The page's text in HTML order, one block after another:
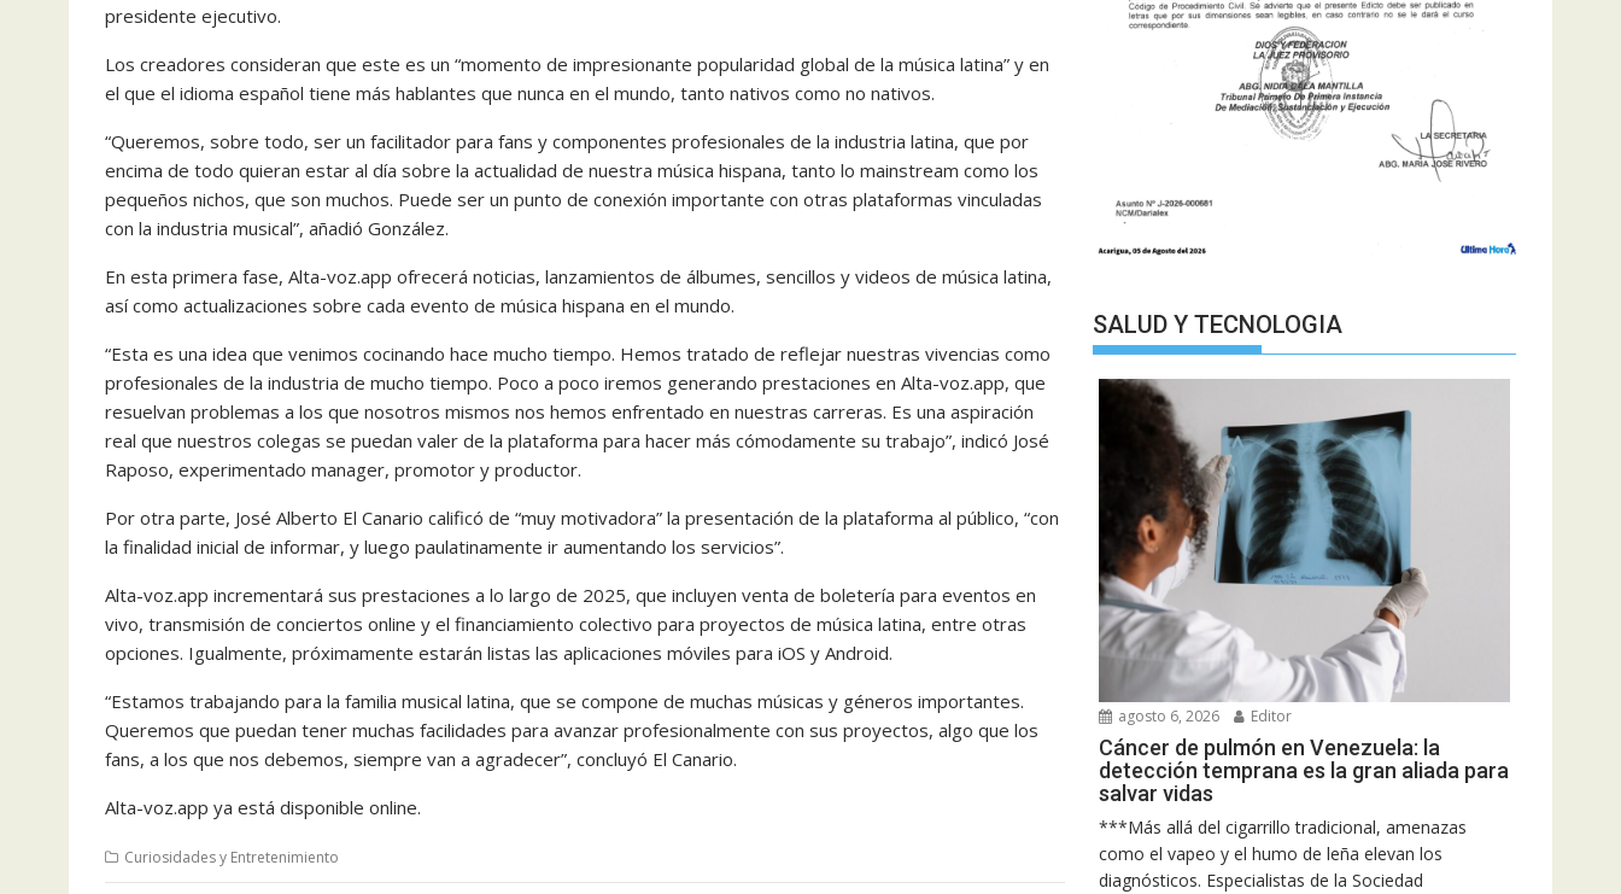
presidente ejecutivo.
Los creadores consideran que este es un “momento de impresionante popularidad global de la música latina” y en
el que el idioma español tiene más hablantes que nunca en el mundo, tanto nativos como no nativos.
“Queremos, sobre todo, ser un facilitador para fans y componentes profesionales de la industria latina, que por
encima de todo quieran estar al día sobre la actualidad de nuestra música hispana, tanto lo mainstream como los
pequeños nichos, que son muchos. Puede ser un punto de conexión importante con otras plataformas vinculadas
con la industria musical”, añadió González.
En esta primera fase, Alta-voz.app ofrecerá noticias, lanzamientos de álbumes, sencillos y videos de música latina,
así como actualizaciones sobre cada evento de música hispana en el mundo.
“Esta es una idea que venimos cocinando hace mucho tiempo. Hemos tratado de reflejar nuestras vivencias como
profesionales de la industria de mucho tiempo. Poco a poco iremos generando prestaciones en Alta-voz.app, que
resuelvan problemas a los que nosotros mismos nos hemos enfrentado en nuestras carreras. Es una aspiración
real que nuestros colegas se puedan valer de la plataforma para hacer más cómodamente su trabajo”, indicó José
Raposo, experimentado manager, promotor y productor.
Por otra parte, José Alberto El Canario calificó de “muy motivadora” la presentación de la plataforma al público, “con
la finalidad inicial de informar, y luego paulatinamente ir aumentando los servicios”.
Alta-voz.app incrementará sus prestaciones a lo largo de 2025, que incluyen venta de boletería para eventos en
vivo, transmisión de conciertos online y el financiamiento colectivo para proyectos de música latina, entre otras
opciones. Igualmente, próximamente estarán listas las aplicaciones móviles para iOS y Android.
“Estamos trabajando para la familia musical latina, que se compone de muchas músicas y géneros importantes.
Queremos que puedan tener muchas facilidades para avanzar profesionalmente con sus proyectos, algo que los
fans, a los que nos debemos, siempre van a agradecer”, concluyó El Canario.
Alta-voz.app ya está disponible online.
Curiosidades y Entretenimiento
SALUD Y TECNOLOGIA
agosto 6, 2026 Editor
Cáncer de pulmón en Venezuela: la
detección temprana es la gran aliada para
salvar vidas
***Más allá del cigarrillo tradicional, amenazas
como el vapeo y el humo de leña elevan los
diagnósticos. Especialistas de la Sociedad